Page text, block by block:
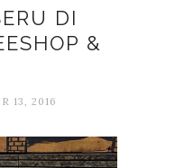
DI
&
13, 2016